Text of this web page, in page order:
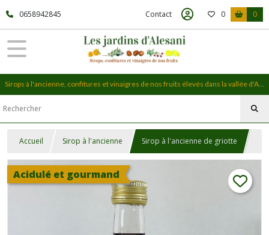
0658942845 Contact 0 0
Sirops à l'ancienne, confitures et vinaigres de nos fruits élevés dans la vallée d'Alesani, en Haute-Corse
Accueil Sirop à l'ancienne Sirop à l'ancienne de griotte
Acidulé et gourmand